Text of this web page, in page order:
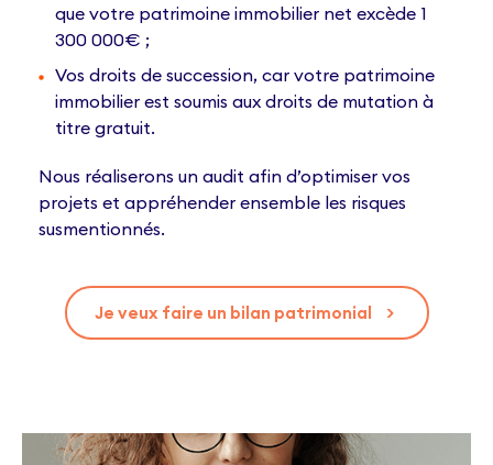
que votre patrimoine immobilier net excède 1
300 000€ ;
Vos droits de succession, car votre patrimoine
immobilier est soumis aux droits de mutation à
titre gratuit.
Nous réaliserons un audit afin d’optimiser vos
projets et appréhender ensemble les risques
susmentionnés.
Je veux faire un bilan patrimonial >